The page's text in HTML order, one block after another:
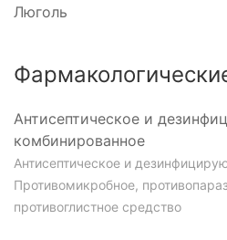
Люголь
Антисептическое и
комбинированное
Антисептическое и
Противомикробное,
противоглистное средство